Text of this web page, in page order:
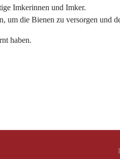
Imkerinnen und Imker.
um die Bienen zu versorgen und
haben.